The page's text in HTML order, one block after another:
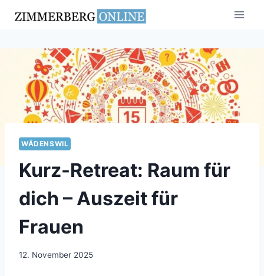
Inhalt
WÄDENSWIL
Kurz-Retreat: Raum für
dich – Auszeit für
Frauen
12. November 2025